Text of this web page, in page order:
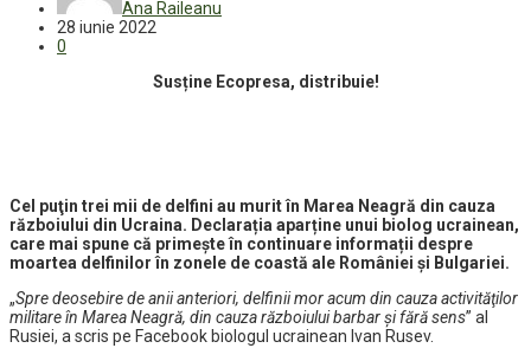
Ana Raileanu
28 iunie 2022
0
Susține Ecopresa, distribuie!
Cel puţin trei mii de delfini au murit în Marea Neagră din cauza
războiului din Ucraina. Declarația aparține unui biolog ucrainean,
care mai spune că primește în continuare informații despre
moartea delfinilor în zonele de coastă ale României şi Bulgariei.
„Spre deosebire de anii anteriori, delfinii mor acum din cauza activităţilor
militare în Marea Neagră, din cauza războiului barbar şi fără sens” al
Rusiei, a scris pe Facebook biologul ucrainean Ivan Rusev.